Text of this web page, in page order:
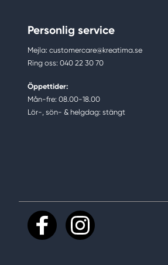
Personlig service
Mejla: customercare@kreatima.se
Ring oss: 040 22 30 70
Öppettider:
Mån-fre: 08.00-18.00
Lör-, sön- & helgdag: stängt